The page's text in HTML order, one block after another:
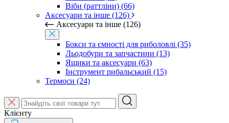
Віби (раттліни) (66)
Аксесуари та інше (126)
Аксесуари та інше (126)
Бокси та ємності для риболовлі (35)
Льодобури та запчастини (13)
Ящики та аксесуари (63)
Інструмент рибальський (15)
Термоси (24)
Клієнту